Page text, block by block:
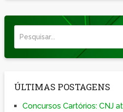
ÚLTIMAS POSTAGENS
Concursos Cartórios: CNJ